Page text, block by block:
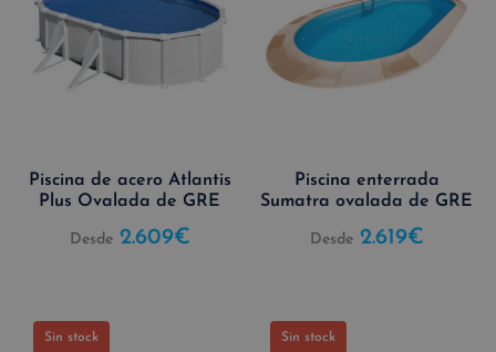
Piscina de acero Atlantis
Plus Ovalada de GRE
Desde 2.609€
Piscina enterrada
Sumatra ovalada de GRE
Desde 2.619€
Sin stock Sin stock